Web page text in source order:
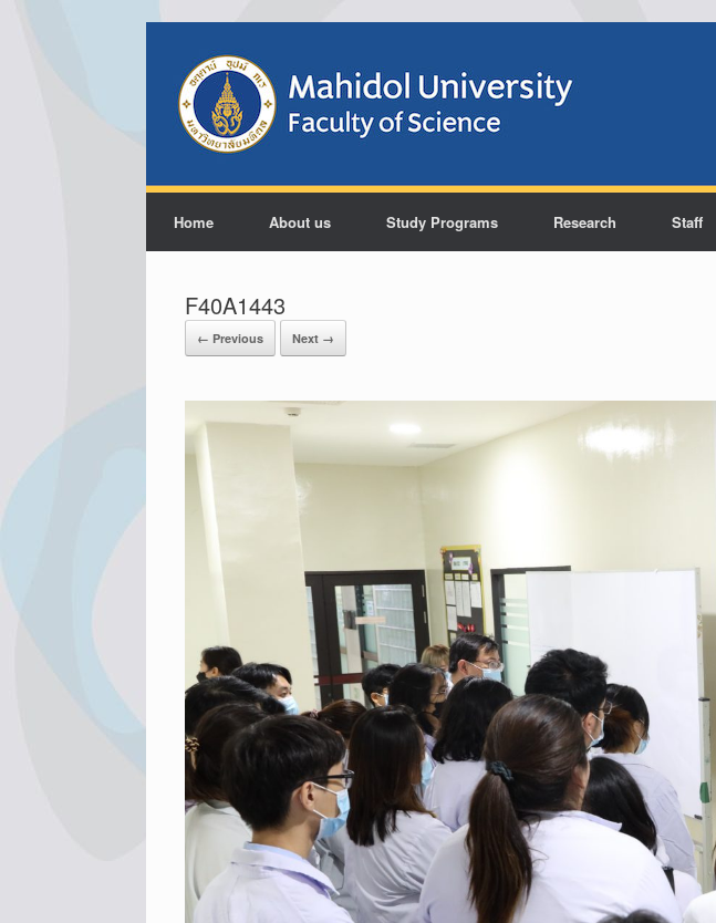
Home About us Study Programs Research Staff
F40A1443
← Previous Next →